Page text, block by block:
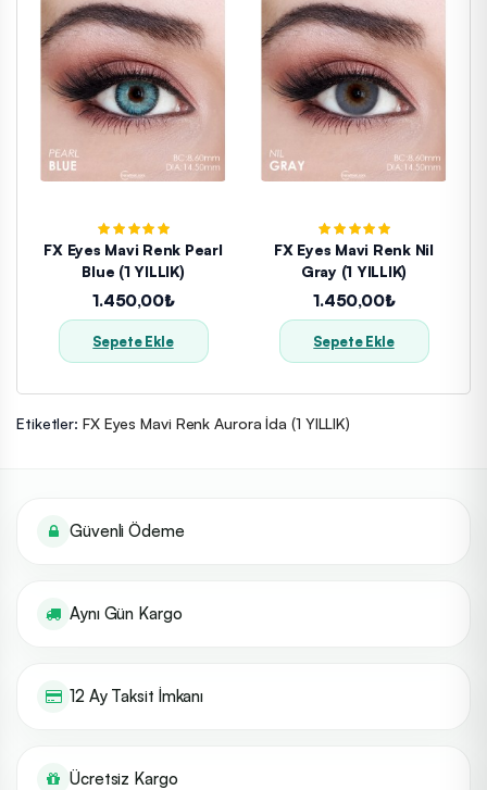
FX Eyes Mavi Renk Pearl
Blue (1 YILLIK)
1.450,00₺
Sepete Ekle
FX Eyes Mavi Renk Nil
Gray (1 YILLIK)
1.450,00₺
Sepete Ekle
Etiketler: FX Eyes Mavi Renk Aurora İda (1 YILLIK)
Güvenli Ödeme
Aynı Gün Kargo
12 Ay Taksit İmkanı
Ücretsiz Kargo